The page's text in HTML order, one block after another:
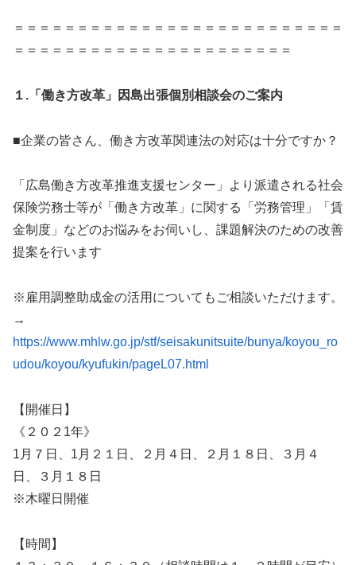
＝＝＝＝＝＝＝＝＝＝＝＝＝＝＝＝＝＝＝＝＝＝＝＝＝＝
＝＝＝＝＝＝＝＝＝＝＝＝＝＝＝＝＝＝＝＝＝＝
１.「働き方改革」因島出張個別相談会のご案内
■企業の皆さん、働き方改革関連法の対応は十分ですか？
「広島働き方改革推進支援センター」より派遣される社会
保険労務士等が「働き方改革」に関する「労務管理」「賃
金制度」などのお悩みをお伺いし、課題解決のための改善
提案を行います
※雇用調整助成金の活用についてもご相談いただけます。
→
https://www.mhlw.go.jp/stf/seisakunitsuite/bunya/koyou_ro
udou/koyou/kyufukin/pageL07.html
【開催日】
《２０２1年》
1月７日、1月２１日、２月４日、２月１８日、３月４
日、３月１８日
※木曜日開催
【時間】